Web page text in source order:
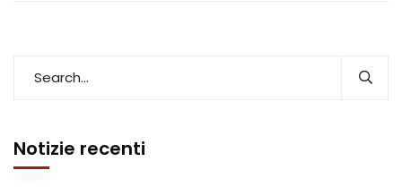
Notizie recenti